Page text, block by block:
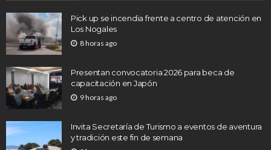
Pick up se incendia frente a centro de atención en
Los Nogales
8 horas ago
Presentan convocatoria 2026 para beca de
capacitación en Japón
9 horas ago
Invita Secretaría de Turismo a eventos de aventura
y tradición este fin de semana